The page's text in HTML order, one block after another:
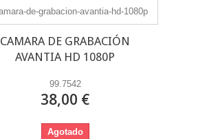
CAMARA DE GRABACIÓN
AVANTIA HD 1080P
99.7542
38,00 €
Agotado